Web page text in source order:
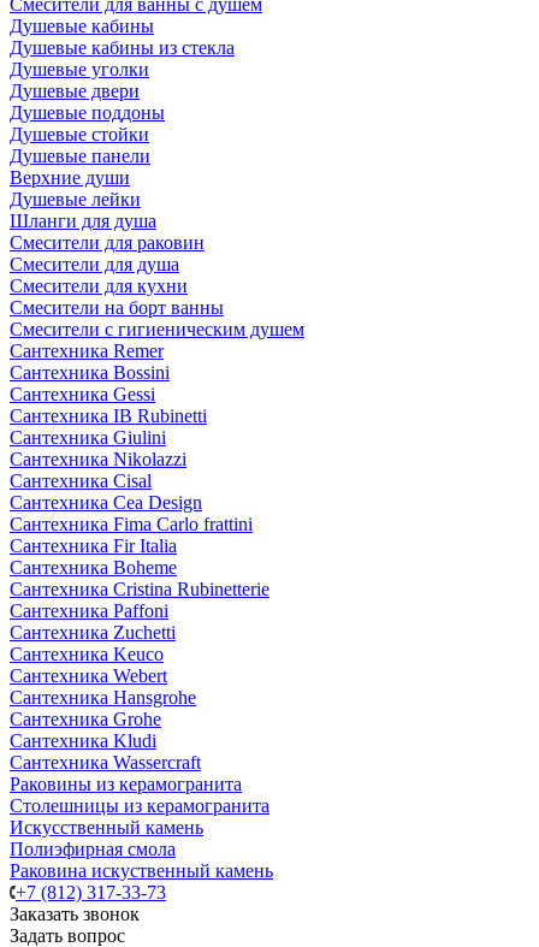
Смесители для ванны с душем
Душевые кабины
Душевые кабины из стекла
Душевые уголки
Душевые двери
Душевые поддоны
Душевые стойки
Душевые панели
Верхние души
Душевые лейки
Шланги для душа
Смесители для раковин
Смесители для душа
Смесители для кухни
Смесители на борт ванны
Смесители с гигиеническим душем
Сантехника Remer
Сантехника Bossini
Сантехника Gessi
Сантехника IB Rubinetti
Сантехника Giulini
Сантехника Nikolazzi
Сантехника Cisal
Сантехника Cea Design
Сантехника Fima Carlo frattini
Сантехника Fir Italia
Сантехника Boheme
Сантехника Cristina Rubinetterie
Сантехника Paffoni
Сантехника Zuchetti
Сантехника Keuco
Сантехника Webert
Сантехника Hansgrohe
Сантехника Grohe
Сантехника Kludi
Сантехника Wassercraft
Раковины из керамогранита
Столешницы из керамогранита
Искусственный камень
Полиэфирная смола
Раковина искуственный камень
+7 (812) 317-33-73
Заказать звонок
Задать вопрос